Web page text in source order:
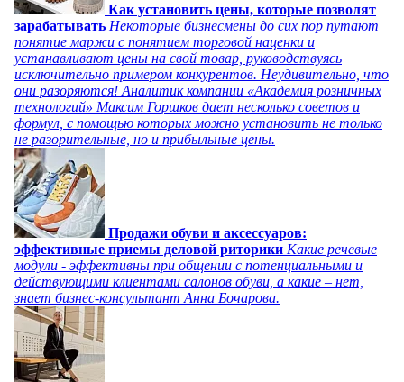
Как установить цены, которые позволят
зарабатывать Некоторые бизнесмены до сих пор путают
понятие маржи с понятием торговой наценки и
устанавливают цены на свой товар, руководствуясь
исключительно примером конкурентов. Неудивительно, что
они разоряются! Аналитик компании «Академия розничных
технологий» Максим Горшков дает несколько советов и
формул, с помощью которых можно установить не только
не разорительные, но и прибыльные цены.
Продажи обуви и аксессуаров:
эффективные приемы деловой риторики Какие речевые
модули - эффективны при общении с потенциальными и
действующими клиентами салонов обуви, а какие – нет,
знает бизнес-консультант Анна Бочарова.